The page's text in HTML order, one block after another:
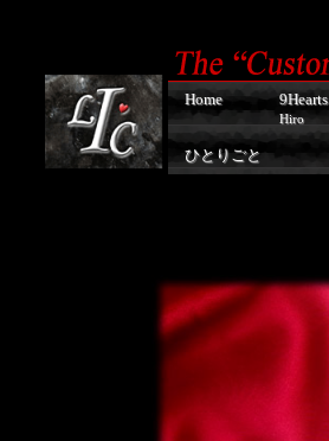
Home 9Hearts
Hiro
ひとりごと